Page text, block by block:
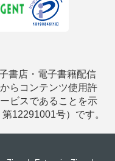
書店・電子書籍配信
らコンテンツ使用許
ビスであることを示
12291001号）です。